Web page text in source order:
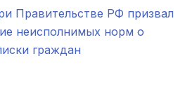
Правительстве РФ призвал
неисполнимых норм о
граждан